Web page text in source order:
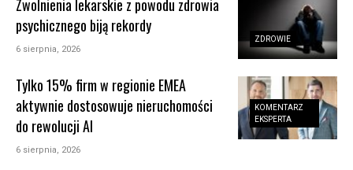
ZDROWIE
Zwolnienia lekarskie z powodu zdrowia
psychicznego biją rekordy
6 sierpnia, 2026
KOMENTARZ
EKSPERTA
Tylko 15% firm w regionie EMEA
aktywnie dostosowuje nieruchomości
do rewolucji AI
6 sierpnia, 2026